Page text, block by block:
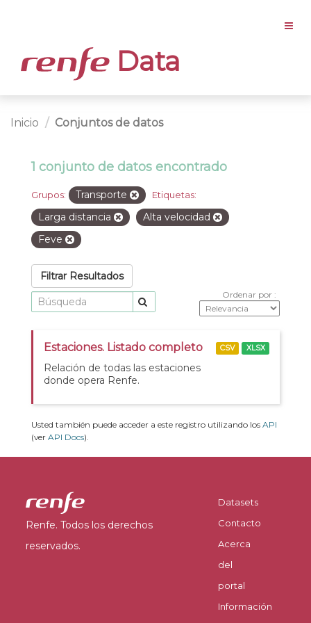
Data
Inicio Conjuntos de datos
1 conjunto de datos encontrado
Grupos: Transporte Etiquetas:
Larga distancia
Alta velocidad
Feve
Filtrar Resultados
Ordenar por
Estaciones. Listado completo
Relación de todas las estaciones
donde opera Renfe.
CSV XLSX
Usted también puede acceder a este registro utilizando los API
(ver API Docs).
Renfe. Todos los derechos
reservados.
Datasets
Contacto
Acerca
del
portal
Información